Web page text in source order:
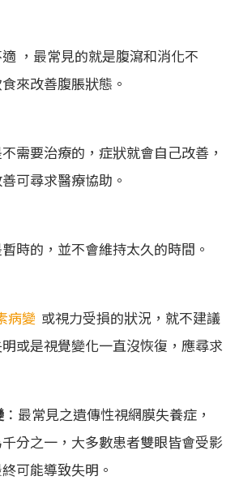
，最常見的就是腹瀉和消化不
來改善腹脹狀態。
需要治療的，症狀就會自己改善，
可尋求醫療協助。
時的，並不會維持太久的時間。
病變 或視力受損的狀況，就不建議
或是視覺變化一直沒恢復，應尋求
：最常見之遺傳性視網膜失養症，
分之一，大多數患者雙眼皆會受影
可能導致失明。